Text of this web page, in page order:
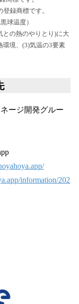
録商標です。
球温度）
との熱のやりとり)に大
環境、(3)気温の3要素
ージ開発グルー
information/202